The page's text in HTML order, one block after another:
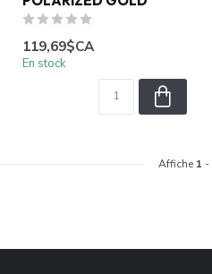
119,69$CA
En stock
Affiche 1 -